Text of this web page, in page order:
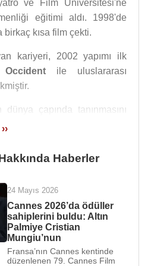
ve Film Üniversitesi'ne
eğitimi aldı. 1998'de
kısa film çekti.
kariyeri, 2002 yapımı ilk
Occident ile uluslararası
dünya çapında tanınmasını
yaptırmaya çalışan genç
bu film,
yönetmen konumuna
Haberler
24 Mayıs 2026
Cannes 2026’da ödüller
sahiplerini buldu: Altın
Palmiye Cristian
Mungiu’nun
Fransa’nın Cannes kentinde
düzenlenen 79. Cannes Film